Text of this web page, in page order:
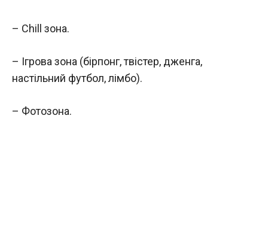
– Chill зона.
– Ігрова зона (бірпонг, твістер, дженга,
настільний футбол, лімбо).
– Фотозона.